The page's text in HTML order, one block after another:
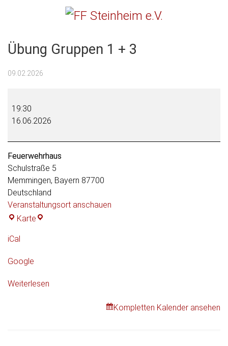
FF Steinheim e.V.
Übung Gruppen 1 + 3
09.02.2026
Gruppen
3
19:30
16.06.2026
Feuerwehrhaus
Schulstraße 5
Memmingen, Bayern 87700
Deutschland
Veranstaltungsort anschauen
Karte Feuerwehrhaus
iCal
Google
Weiterlesen
Kompletten Kalender ansehen